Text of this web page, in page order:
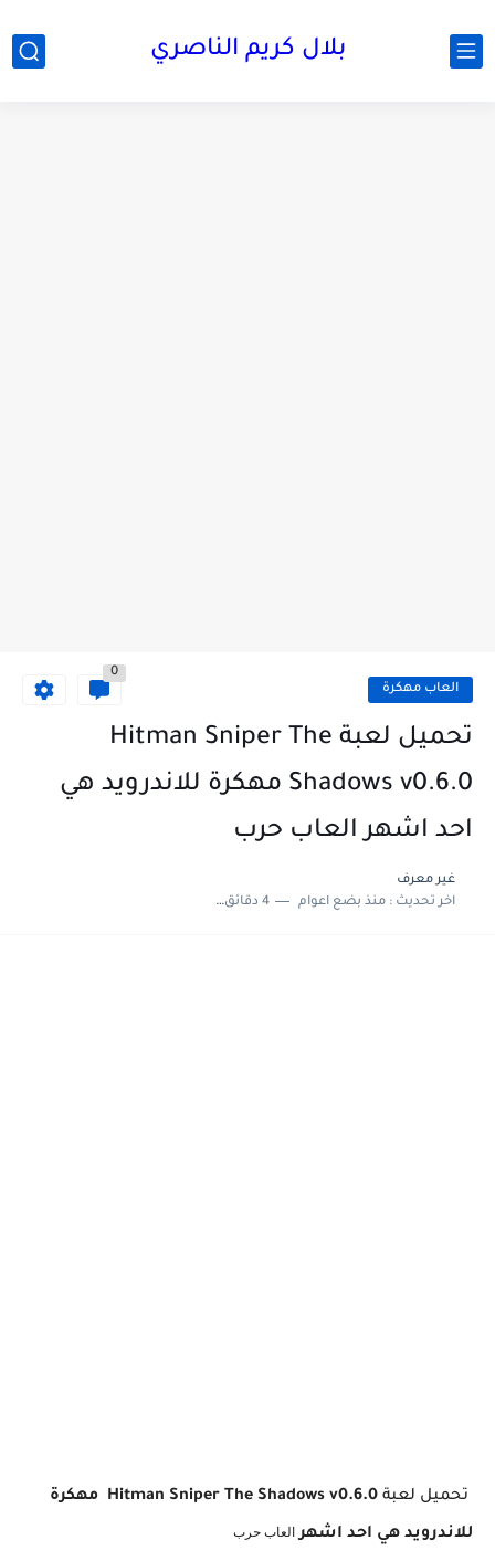
بلال كريم الناصري
العاب مهكرة
0
تحميل لعبة Hitman Sniper The
Shadows v0.6.0 مهكرة للاندرويد هي
احد اشهر العاب حرب
غير معرف
اخر تحديث :منذ بضع اعوام 4 دقائق للقراءة
تحميل لعبة Hitman Sniper The Shadows v0.6.0 مهكرة
للاندرويد هي احد اشهر العاب حرب